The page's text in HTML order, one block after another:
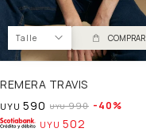
Talle COMPRAR
REMERA TRAVIS
UYU 590 UYU 990 40
UYU 502